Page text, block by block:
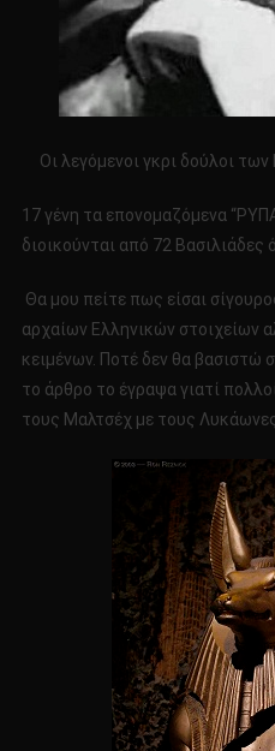
Οι λεγόμενοι γκρι δούλοι
17 γένη τα επονομαζόμενα
διοικούνται από 72
Θα μου πείτε πως είσαι
αρχαίων Ελληνικών στοιχείων
κειμένων. Ποτέ δεν θα βασιστώ
το άρθρο το έγραψα γιατί
τους Μαλτσέχ με τους